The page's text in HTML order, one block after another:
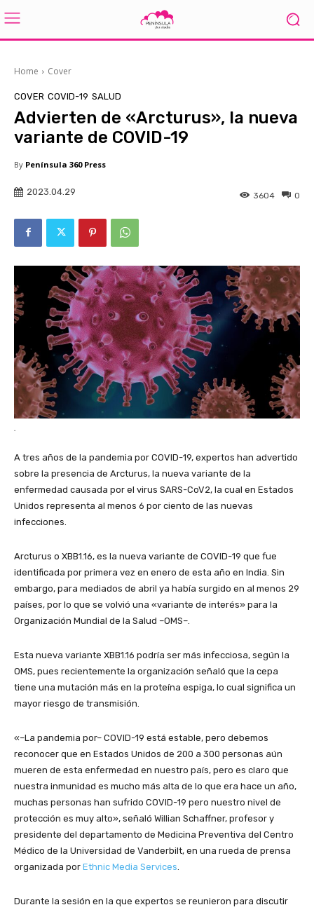
Home Cover
COVER COVID-19 SALUD
Advierten de «Arcturus», la nueva
variante de COVID-19
By Península 360 Press
2023.04.29 0
3604
.
A tres años de la pandemia por COVID-19, expertos han advertido
sobre la presencia de Arcturus, la nueva variante de la
enfermedad causada por el virus SARS-CoV2, la cual en Estados
Unidos representa al menos 6 por ciento de las nuevas
infecciones.
Arcturus o XBB1.16, es la nueva variante de COVID-19 que fue
identificada por primera vez en enero de esta año en India. Sin
embargo, para mediados de abril ya había surgido en al menos 29
países, por lo que se volvió una «variante de interés» para la
Organización Mundial de la Salud –OMS–.
Esta nueva variante XBB1.16 podría ser más infecciosa, según la
OMS, pues recientemente la organización señaló que la cepa
tiene una mutación más en la proteína espiga, lo cual significa un
mayor riesgo de transmisión.
«–La pandemia por– COVID-19 está estable, pero debemos
reconocer que en Estados Unidos de 200 a 300 personas aún
mueren de esta enfermedad en nuestro país, pero es claro que
nuestra inmunidad es mucho más alta de lo que era hace un año,
muchas personas han sufrido COVID-19 pero nuestro nivel de
protección es muy alto», señaló Willian Schaffner, profesor y
presidente del departamento de Medicina Preventiva del Centro
Médico de la Universidad de Vanderbilt, en una rueda de prensa
organizada por Ethnic Media Services
Durante la sesión en la que expertos se reunieron para discutir